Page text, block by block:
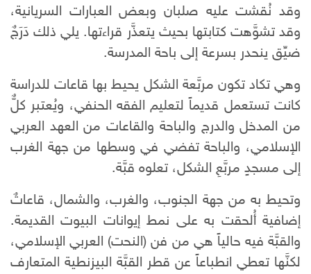
وقد نُقشت عليه صلبان وبعض العبارات السريانية،
وقد تشوَّهت كتابتها بحيث يتعذَّر قراءتها. يلي ذلك دَرَجٌ
ضيِّق ينحدر بسرعة إلى باحة المدرسة.
وهي تكاد تكون مربَّعة الشكل يحيط بها قاعات للدراسة
كانت تستعمل قديماً لتعليم الفقه الحنفي، ويُعتبر كلٌّ
من المدخل والدرج والباحة والقاعات من العهد العربي
الإسلامي، والباحة تفضي في وسطها من جهة الغرب
إلى مسجدٍ مربَّعِ الشكل، تعلوه قبَّة.
وتحيط به من جهة الجنوب، والغرب، والشمال، قاعاتٌ
إضافية أُلحقت به على نمط إيوانات البيوت القديمة.
والقبَّة فيه حالياً هي من فن (النحت) العربي الإسلامي،
لكنَّها تعطي انطباعاً عن قطر القبَّة البيزنطية المتعارف